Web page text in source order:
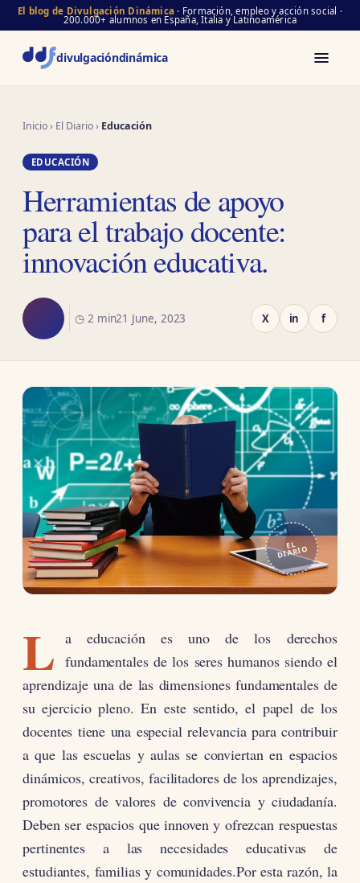
El blog de Divulgación Dinámica · Formación, empleo y acción social ·
200.000+ alumnos en España, Italia y Latinoamérica
divulgacióndinámica
Inicio› El Diario› Educación
EDUCACIÓN
Herramientas de apoyo
para el trabajo docente:
innovación educativa.
◷ 2 min21 June, 2023 X in f
EL
DIARIO
L a educación es uno de los derechos
fundamentales de los seres humanos siendo el
aprendizaje una de las dimensiones fundamentales de
su ejercicio pleno. En este sentido, el papel de los
docentes tiene una especial relevancia para contribuir
a que las escuelas y aulas se conviertan en espacios
dinámicos, creativos, facilitadores de los aprendizajes,
promotores de valores de convivencia y ciudadanía.
Deben ser espacios que innoven y ofrezcan respuestas
pertinentes a las necesidades educativas de
estudiantes, familias y comunidades.Por esta razón, la